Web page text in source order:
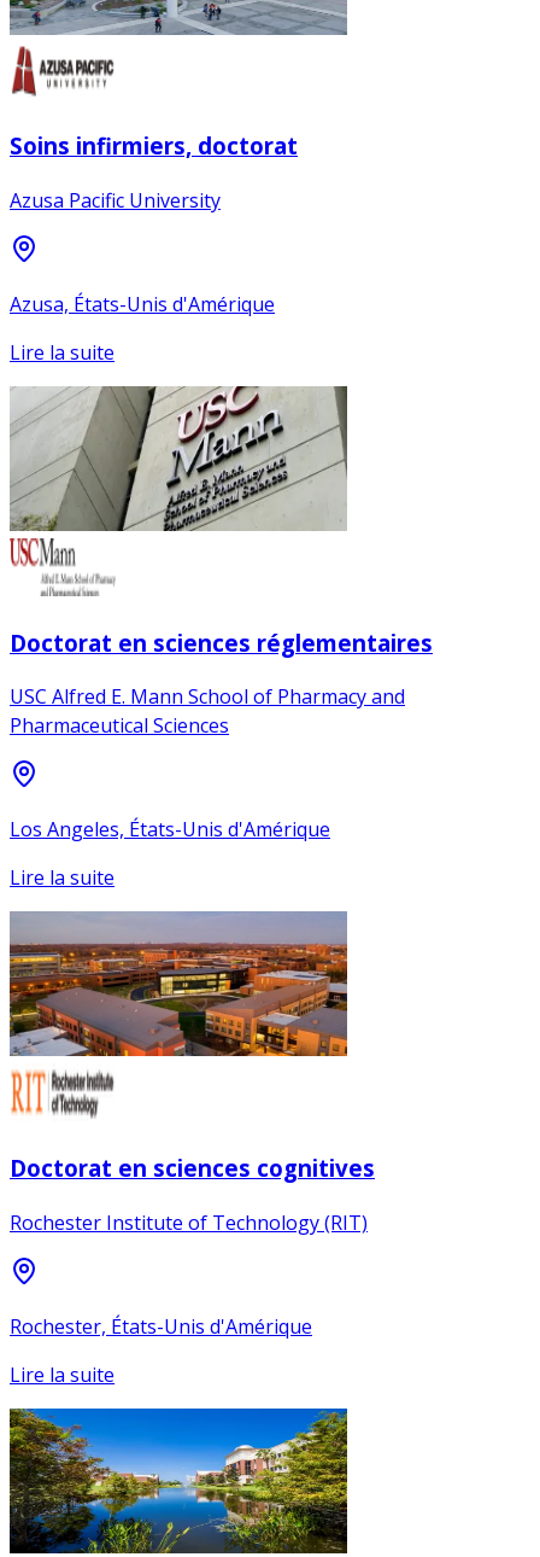
Soins infirmiers, doctorat
Azusa Pacific University
Azusa, États-Unis d'Amérique
Lire la suite
Doctorat en sciences réglementaires
USC Alfred E. Mann School of Pharmacy and
Pharmaceutical Sciences
Los Angeles, États-Unis d'Amérique
Lire la suite
Doctorat en sciences cognitives
Rochester Institute of Technology (RIT)
Rochester, États-Unis d'Amérique
Lire la suite